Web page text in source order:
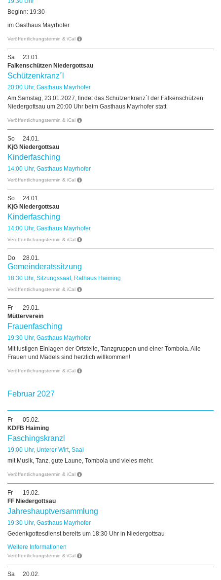
Beginn: 19:30
im Gasthaus Mayrhofer
Veröffentlichungstermin & iCal
Sa
23.01.
Falkenschützen Niedergottsau
Schützenkranz´l
20:00 Uhr, Gasthaus Mayrhofer
Am Samstag, 23.01.2027, findet das Schützenkranz´l der Falkenschützen
Niedergottsau um 20:00 Uhr beim Gasthaus Mayrhofer statt.
Veröffentlichungstermin & iCal
So
24.01.
KjG Niedergottsau
Kinderfasching
14:00 Uhr, Gasthaus Mayrhofer
Veröffentlichungstermin & iCal
So
24.01.
KjG Niedergottsau
Kinderfasching
14:00 Uhr, Gasthaus Mayrhofer
Veröffentlichungstermin & iCal
Do 28.01.
Gemeinderatssitzung
18:30 Uhr, Sitzungssaal, Rathaus Haiming
Veröffentlichungstermin & iCal
Fr
29.01.
Mütterverein
Frauenfasching
19:30 Uhr, Gasthaus Mayrhofer
Mit lustigen Einlagen der Ortsteile, Tanzgruppen und einer Tombola. Alle
Frauen und Mädels sind herzlich willkommen!
Veröffentlichungstermin & iCal
Februar 2027
Fr
05.02.
KDFB Haiming
Faschingskranzl
19:00 Uhr, Unterer Wirt, Saal
mit Musik, Tanz, gute Laune, Tombola und vieles mehr.
Veröffentlichungstermin & iCal
Fr
19.02.
FF Niedergottsau
Jahreshauptversammlung
19:30 Uhr, Gasthaus Mayrhofer
Gedenkgottesdienst bereits um 18:30 Uhr in Niedergottsau
Weitere Informationen
Veröffentlichungstermin & iCal
Sa
20.02.